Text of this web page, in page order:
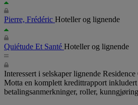
Pierre, Frédéric Hoteller og lignende
Quiétude Et Santé Hoteller og lignende
Interessert i selskaper lignende Residence
Motta en komplett kredittrapport
betalingsanmerkninger, roller,